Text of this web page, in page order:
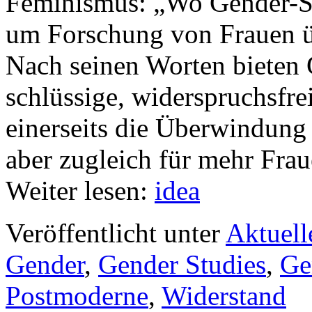
um Forschung von
Nach seinen Worten bieten
schlüssige,
einerseits die
aber zugleich für mehr
Weiter lesen: idea
Veröffentlicht unter
Gender, Gender Studies,
Postmoderne, Widerstand